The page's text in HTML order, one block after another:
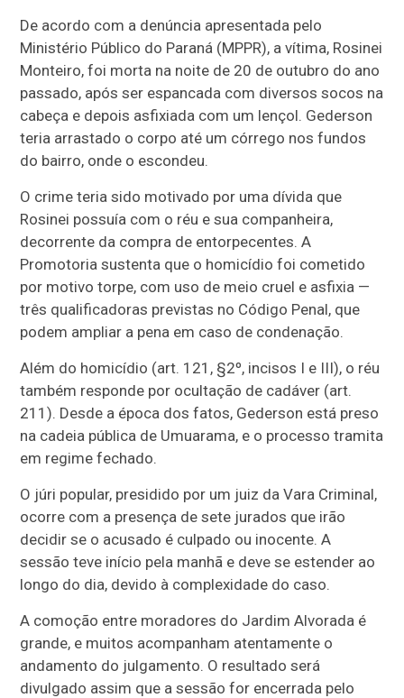
De acordo com a denúncia apresentada pelo
Ministério Público do Paraná (MPPR), a vítima, Rosinei
Monteiro, foi morta na noite de 20 de outubro do ano
passado, após ser espancada com diversos socos na
cabeça e depois asfixiada com um lençol. Gederson
teria arrastado o corpo até um córrego nos fundos
do bairro, onde o escondeu.
O crime teria sido motivado por uma dívida que
Rosinei possuía com o réu e sua companheira,
decorrente da compra de entorpecentes. A
Promotoria sustenta que o homicídio foi cometido
por motivo torpe, com uso de meio cruel e asfixia —
três qualificadoras previstas no Código Penal, que
podem ampliar a pena em caso de condenação.
Além do homicídio (art. 121, §2º, incisos I e III), o réu
também responde por ocultação de cadáver (art.
211). Desde a época dos fatos, Gederson está preso
na cadeia pública de Umuarama, e o processo tramita
em regime fechado.
O júri popular, presidido por um juiz da Vara Criminal,
ocorre com a presença de sete jurados que irão
decidir se o acusado é culpado ou inocente. A
sessão teve início pela manhã e deve se estender ao
longo do dia, devido à complexidade do caso.
A comoção entre moradores do Jardim Alvorada é
grande, e muitos acompanham atentamente o
andamento do julgamento. O resultado será
divulgado assim que a sessão for encerrada pelo